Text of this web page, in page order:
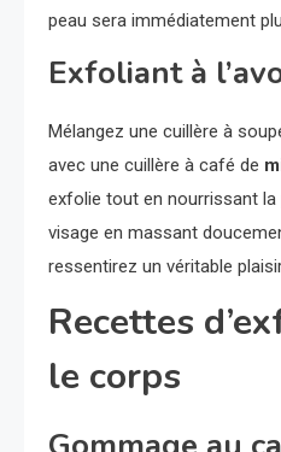
peau sera immédiatement
Exfoliant à
Mélangez une cuillère à
avec une cuillère à café de
exfolie tout en nourrissant la
visage en massant
ressentirez un véritable
Recettes
le corps